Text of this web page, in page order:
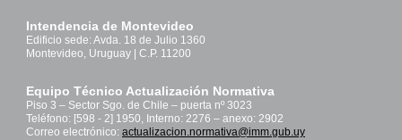
Intendencia de Montevideo
Edificio sede: Avda. 18 de Julio 1360
Montevideo, Uruguay | C.P. 11200
Equipo Técnico Actualización Normativa
Piso 3 – Sector Sgo. de Chile – puerta nº 3023
Teléfono: [598 - 2] 1950, Interno: 2276 – anexo: 2902
Correo electrónico: actualizacion.normativa@imm.gub.uy